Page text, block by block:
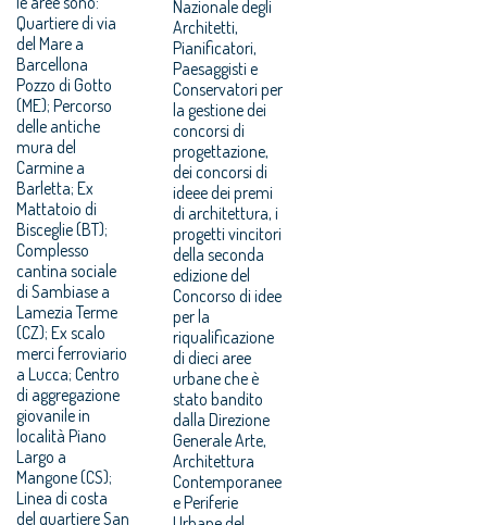
Quartiere di via
del Mare a
Barcellona
Pozzo di Gotto
(ME); Percorso
delle antiche
mura del
Carmine a
Barletta; Ex
Mattatoio di
Bisceglie (BT);
Complesso
cantina sociale
di Sambiase a
Lamezia Terme
(CZ); Ex scalo
merci ferroviario
a Lucca; Centro
di aggregazione
giovanile in
località Piano
Largo a
Mangone (CS);
Linea di costa
del quartiere San
Nazionale degli
Architetti,
Pianificatori,
Paesaggisti e
Conservatori per
la gestione dei
concorsi di
progettazione,
dei concorsi di
ideee dei premi
di architettura, i
progetti vincitori
della seconda
edizione del
Concorso di idee
per la
riqualificazione
di dieci aree
urbane che è
stato bandito
dalla Direzione
Generale Arte,
Architettura
Contemporanee
e Periferie